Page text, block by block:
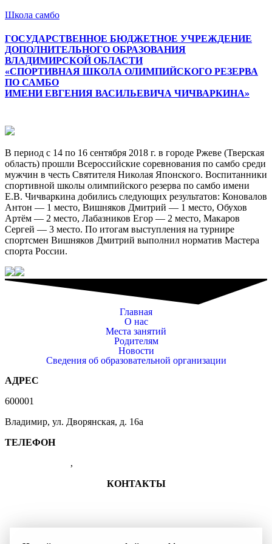
Школа самбо
ГОСУДАРСТВЕННОЕ БЮДЖЕТНОЕ УЧРЕЖДЕНИЕ
ДОПОЛНИТЕЛЬНОГО ОБРАЗОВАНИЯ
ВЛАДИМИРСКОЙ ОБЛАСТИ
«СПОРТИВНАЯ ШКОЛА ОЛИМПИЙСКОГО РЕЗЕРВА
ПО САМБО
ИМЕНИ ЕВГЕНИЯ ВАСИЛЬЕВИЧА ЧИЧВАРКИНА»
В период с 14 по 16 сентября 2018 г. в городе Ржеве (Тверская
область) прошли Всероссийские соревнования по самбо среди
мужчин в честь Святителя Николая Японского. Воспитанники
спортивной школы олимпийского резерва по самбо имени
Е.В. Чичваркина добились следующих результатов: Коновалов
Антон — 1 место, Вишняков Дмитрий — 1 место, Обухов
Артём — 2 место, Лабазников Егор — 2 место, Макаров
Сергей — 3 место. По итогам выступления на турнире
спортсмен Вишняков Дмитрий выполнил норматив Мастера
спорта России.
Главная
О нас
Места занятий
Родителям
Новости
Сведения об образовательной организации
АДРЕС
600001
Владимир, ул. Дворянская, д. 16а
ТЕЛЕФОН
,
КОНТАКТЫ